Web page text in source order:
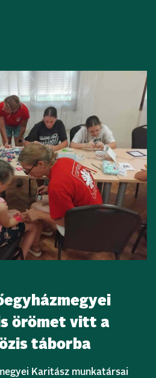
örömet vitt a
táborba
Karitász munkatársai